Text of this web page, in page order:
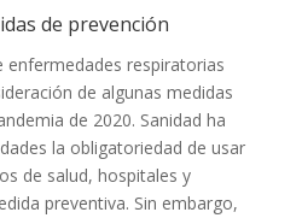
de prevención
enfermedades respiratorias
de algunas medidas
de 2020. Sanidad ha
la obligatoriedad de usar
de salud, hospitales y
preventiva. Sin embargo,